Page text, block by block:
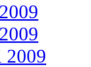
2009